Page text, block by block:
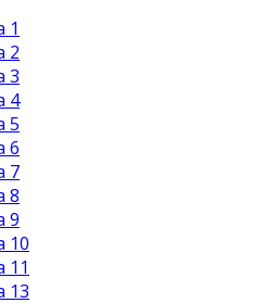
1
2
3
4
5
6
7
8
9
10
11
13